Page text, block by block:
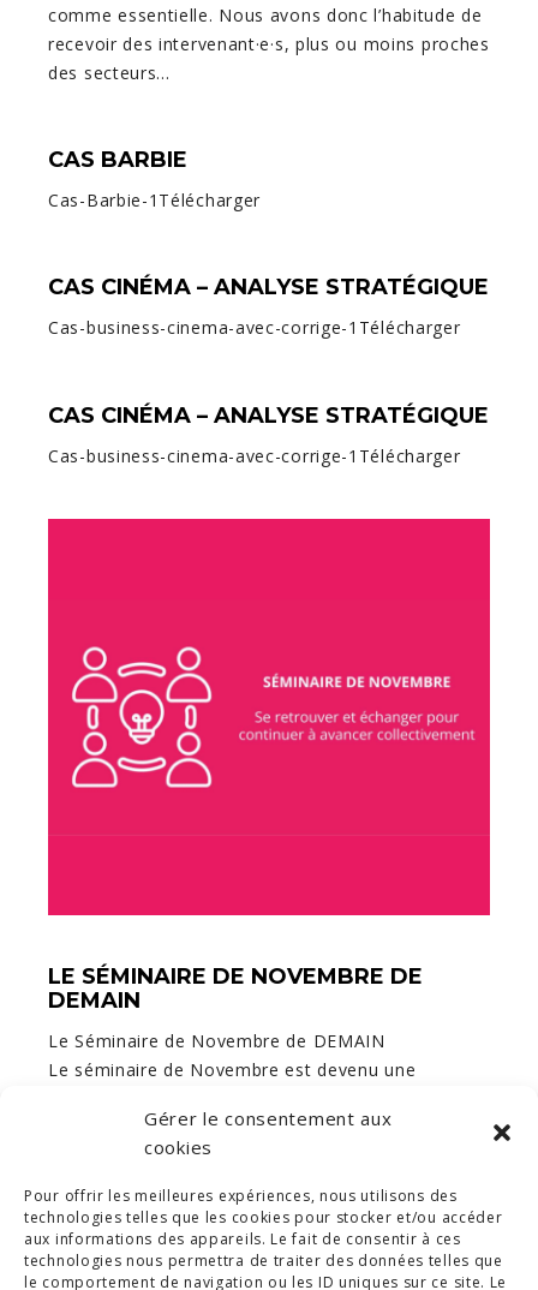
Gérer le consentement aux
cookies
Pour offrir les meilleures expériences, nous utilisons des
technologies telles que les cookies pour stocker et/ou accéder
aux informations des appareils. Le fait de consentir à ces
technologies nous permettra de traiter des données telles que
le comportement de navigation ou les ID uniques sur ce site. Le
comme essentielle. Nous avons donc l’habitude de
recevoir des intervenant·e·s, plus ou moins proches
des secteurs…
CAS BARBIE
Cas-Barbie-1Télécharger
CAS CINÉMA – ANALYSE STRATÉGIQUE
Cas-business-cinema-avec-corrige-1Télécharger
CAS CINÉMA – ANALYSE STRATÉGIQUE
Cas-business-cinema-avec-corrige-1Télécharger
LE SÉMINAIRE DE NOVEMBRE DE
DEMAIN
Le Séminaire de Novembre de DEMAIN
Le séminaire de Novembre est devenu une
avons posé nos valises au Manoir des Brumes, lieu
5